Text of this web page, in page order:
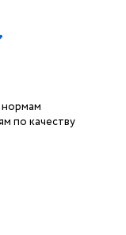
по качеству